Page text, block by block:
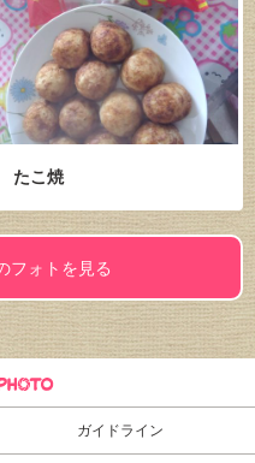
たこ焼
フォトを見る
ガイドライン